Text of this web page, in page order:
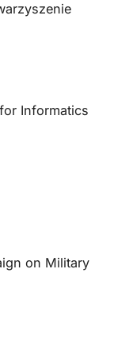
Informatics
on Military